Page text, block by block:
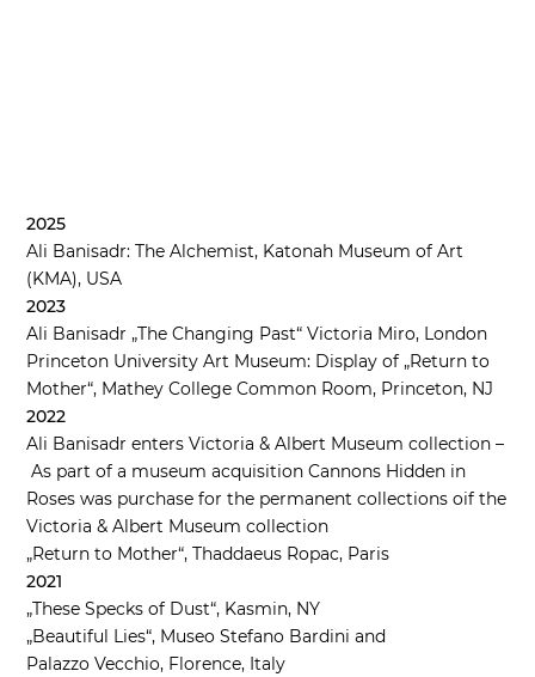
2025
Ali Banisadr: The Alchemist, Katonah Museum of Art
(KMA), USA
2023
Ali Banisadr „The Changing Past“ Victoria Miro, London
Princeton University Art Museum: Display of „Return to
Mother“, Mathey College Common Room, Princeton, NJ
2022
Ali Banisadr enters Victoria & Albert Museum collection –
As part of a museum acquisition Cannons Hidden in
Roses was purchase for the permanent collections oif the
Victoria & Albert Museum collection
„Return to Mother“, Thaddaeus Ropac, Paris
2021
„These Specks of Dust“, Kasmin, NY
„Beautiful Lies“, Museo Stefano Bardini and
Palazzo Vecchio, Florence, Italy